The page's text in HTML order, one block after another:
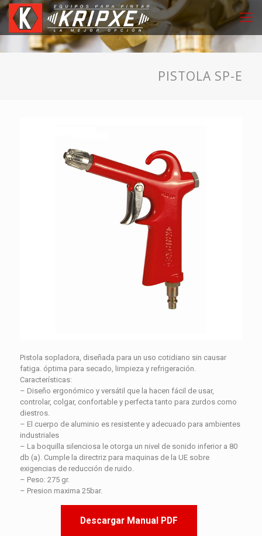
PISTOLA SP-E
Pistola sopladora, diseñada para un uso cotidiano sin causar
fatiga. óptima para secado, limpieza y refrigeración.
Características:
– Diseño ergonómico y versátil que la hacen fácil de usar,
controlar, colgar, confortable y perfecta tanto para zurdos como
diestros.
– El cuerpo de aluminio es resistente y adecuado para ambientes
industriales
– La boquilla silenciosa le otorga un nivel de sonido inferior a 80
db (a). Cumple la directriz para maquinas de la UE sobre
exigencias de reducción de ruido.
– Peso: 275 gr.
– Presion maxima 25bar.
Descargar Manual PDF